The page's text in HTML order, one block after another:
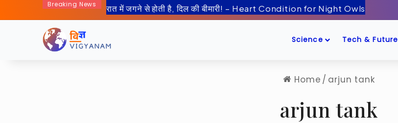
Breaking News रात में जगने से होती है, दिल की बीमारी! – Heart Condition for Night Owls
Science Tech & Future
Home / arjun tank
arjun tank